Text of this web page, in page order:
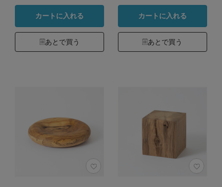
カートに入れる
あとで買う
カートに入れる
あとで買う